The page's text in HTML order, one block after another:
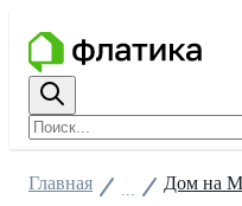
Главная Дом на